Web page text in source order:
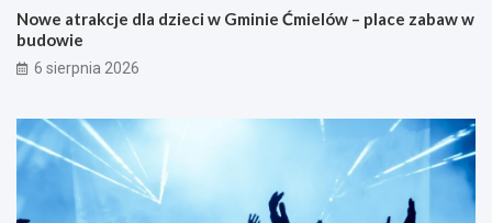
l
a
r
z
i
n
i
e
Nowe atrakcje dla dzieci w Gminie Ćmielów – place zabaw w
budowie
6 sierpnia 2026